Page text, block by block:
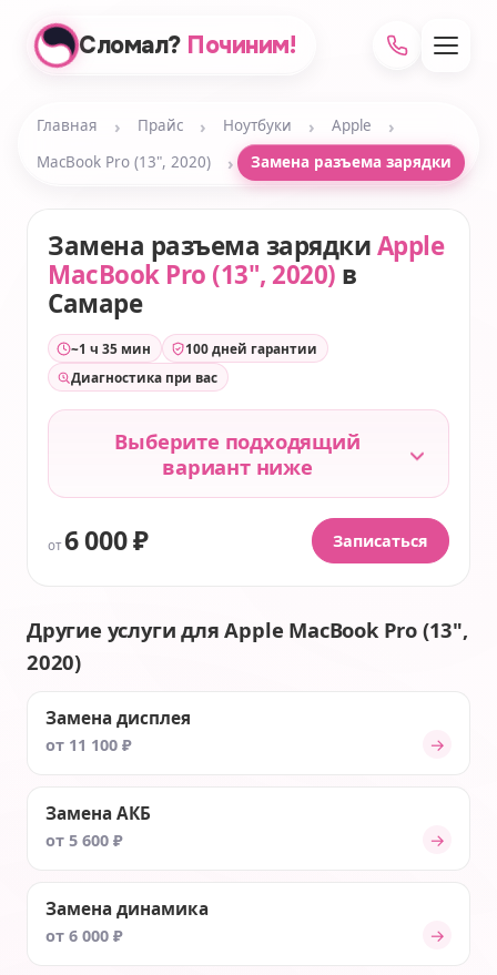
Сломал? Починим!
Главная › Прайс › Ноутбуки › Apple ›
MacBook Pro (13", 2020) › Замена разъема зарядки
Замена разъема зарядкиApple
MacBook Pro (13", 2020) в
Самаре
~1 ч 35 мин
100 дней гарантии
Диагностика при вас
Выберите подходящий
вариант ниже
от 6 000 ₽ Записаться
Другие услуги для Apple MacBook Pro (13",
2020)
Замена дисплея
от 11 100 ₽ →
Замена АКБ
от 5 600 ₽ →
Замена динамика
от 6 000 ₽ →